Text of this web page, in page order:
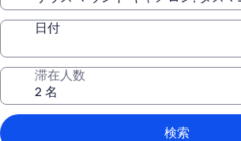
日付
滞在人数
検索